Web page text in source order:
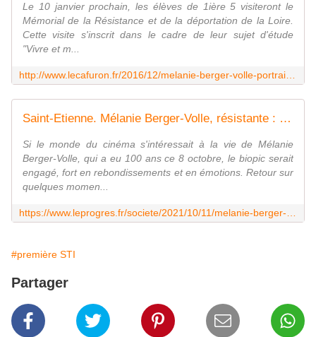
Le 10 janvier prochain, les élèves de 1ière 5 visiteront le
Mémorial de la Résistance et de la déportation de la Loire.
Cette visite s'inscrit dans le cadre de leur sujet d'étude
"Vivre et m...
Saint-Etienne. Mélanie Berger-Volle, résistante : " Cette lutte était ancrée en moi "
Si le monde du cinéma s'intéressait à la vie de Mélanie
Berger-Volle, qui a eu 100 ans ce 8 octobre, le biopic serait
engagé, fort en rebondissements et en émotions. Retour sur
quelques momen...
#première STI
Partager